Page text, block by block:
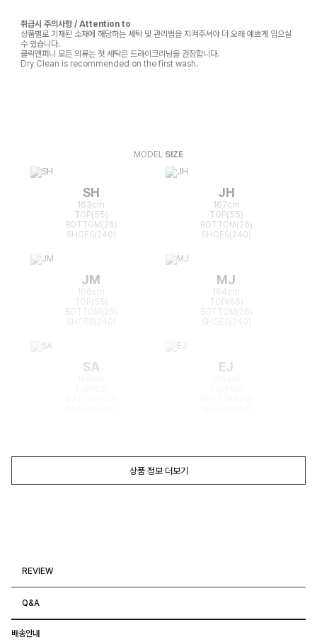
취급시 주의사항 / Attention to
상품별로 기재된 소재에 해당하는 세탁 및 관리법을 지켜주셔야 더 오래 예쁘게 입으실
수 있습니다.
클릭앤퍼니 모든 의류는 첫 세탁은 드라이크리닝을 권장합니다.
Dry Clean is recommended on the first wash.
MODEL SIZE
SH
163cm
TOP(55)
BOTTOM(26)
SHOES(240)
JH
167cm
TOP(55)
BOTTOM(26)
SHOES(240)
JM
166cm
TOP(55)
BOTTOM(25)
MJ
164cm
TOP(55)
BOTTOM(26)
SA EJ
상품 정보 더보기
REVIEW
Q&A
배송안내